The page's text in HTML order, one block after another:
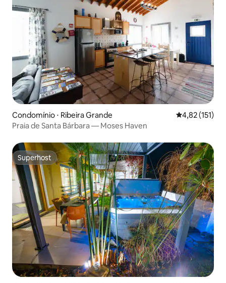
Condomínio ⋅ Ribeira Grande 4,82 de uma
4,82 (151)
Praia de Santa Bárbara — Moses Haven
Superhost
Superhost